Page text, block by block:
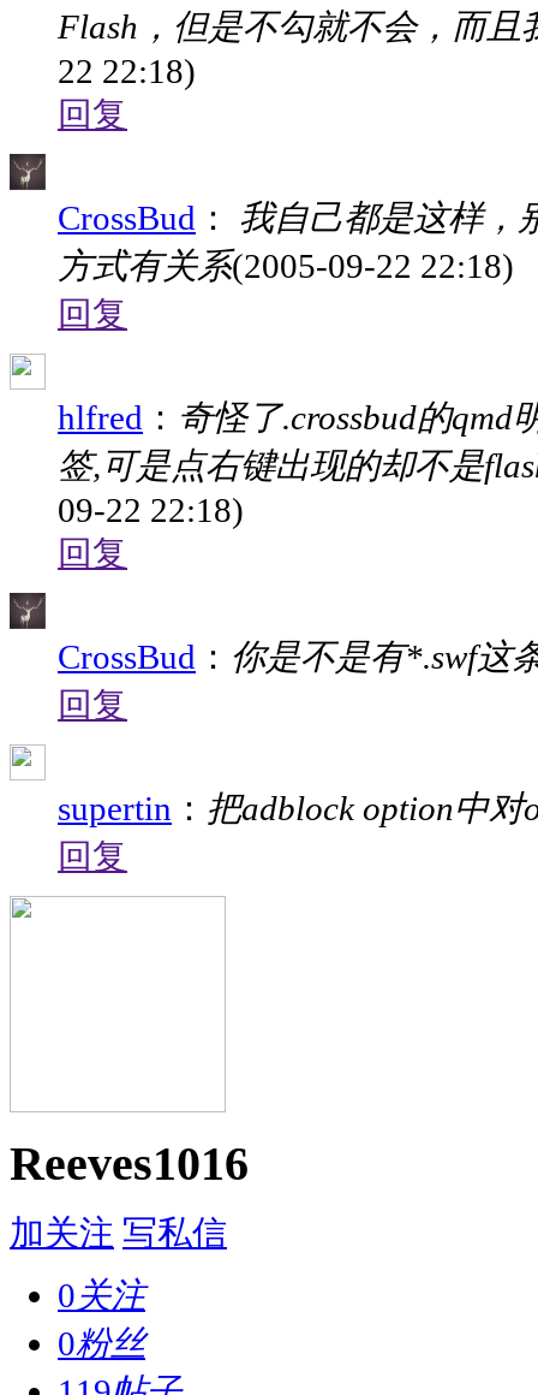
Flash，但是不勾就不会，而
22 22:18)
回复
CrossBud ：
我自己都是这样，
方式有关系(2005-09-22 22:18)
回复
hlfred ： 奇怪了.crossbud的
签,可是点右键出现的却不是
09-22 22:18)
回复
CrossBud ： 你是不是有*.swf这
回复
supertin ： 把adblock option中
回复
Reeves1016
加关注 写私信
0关注
0粉丝